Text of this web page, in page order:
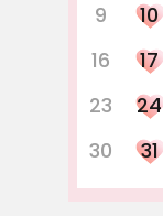
9
10
16
17
23
24
30
31